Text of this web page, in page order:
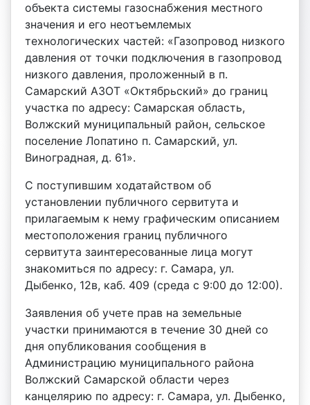
объекта системы газоснабжения местного
значения и его неотъемлемых
технологических частей: «Газопровод низкого
давления от точки подключения в газопровод
низкого давления, проложенный в п.
Самарский АЗОТ «Октябрьский» до границ
участка по адресу: Самарская область,
Волжский муниципальный район, сельское
поселение Лопатино п. Самарский, ул.
Виноградная, д. 61».
С поступившим ходатайством об
установлении публичного сервитута и
прилагаемым к нему графическим описанием
местоположения границ публичного
сервитута заинтересованные лица могут
знакомиться по адресу: г. Самара, ул.
Дыбенко, 12в, каб. 409 (среда с 9:00 до 12:00).
Заявления об учете прав на земельные
участки принимаются в течение 30 дней со
дня опубликования сообщения в
Администрацию муниципального района
Волжский Самарской области через
канцелярию по адресу: г. Самара, ул. Дыбенко,